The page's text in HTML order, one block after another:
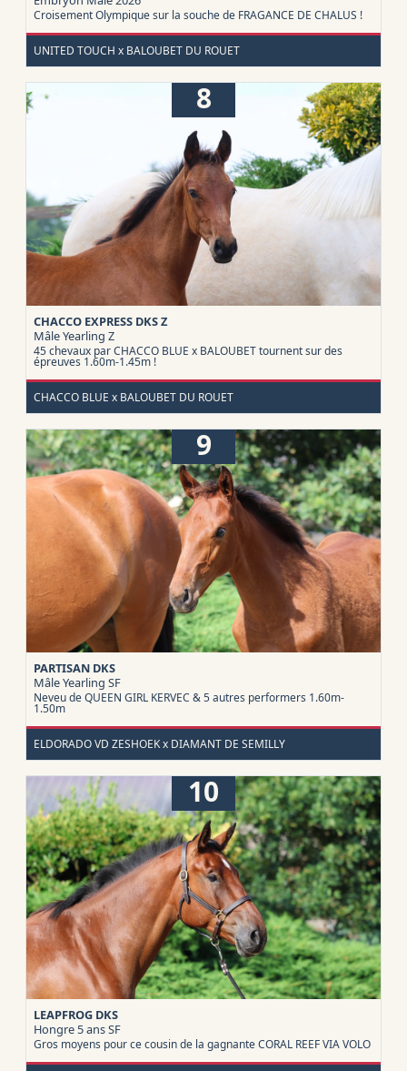
Croisement Olympique sur la souche de FRAGANCE DE CHALUS !
UNITED TOUCH x BALOUBET DU ROUET
8
CHACCO EXPRESS DKS Z
Mâle Yearling Z
45 chevaux par CHACCO BLUE x BALOUBET tournent sur des
épreuves 1.60m-1.45m !
CHACCO BLUE x BALOUBET DU ROUET
9
PARTISAN DKS
Mâle Yearling SF
Neveu de QUEEN GIRL KERVEC & 5 autres performers 1.60m-
1.50m
ELDORADO VD ZESHOEK x DIAMANT DE SEMILLY
10
LEAPFROG DKS
Hongre 5 ansSF
Gros moyens pour ce cousin de la gagnante CORAL REEF VIA VOLO